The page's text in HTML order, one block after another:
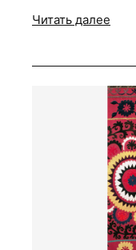
Читать далее